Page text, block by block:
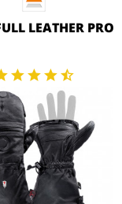
LEATHER PRO